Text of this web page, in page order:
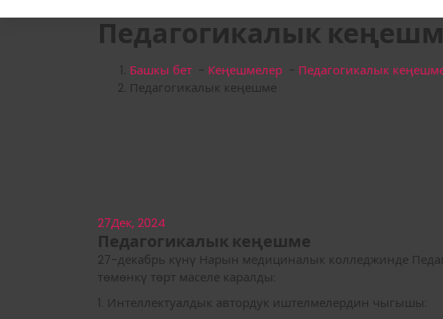
Педагогикалык
Башкы бет - Кеңешмелер - Педагогикалык
Педагогикалык кеңешме
27Дек, 2024
Педагогикалык кеңешме
27-декабрь күнү Нарын медициналык колледжинде
төмөнкү төрт маселе каралды:
1. Интеллектуалдык автордук иштелмелердин чыгышы: